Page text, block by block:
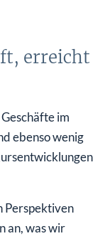
erreicht
im
ebenso wenig
Perspektiven
an, was wir